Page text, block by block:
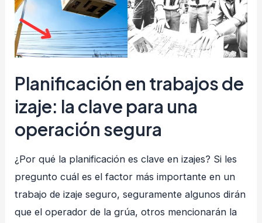
efecto
“Sí,
jefe”
Planificación en trabajos de
izaje: la clave para una
operación segura
¿Por qué la planificación es clave en izajes? Si les
pregunto cuál es el factor más importante en un
trabajo de izaje seguro, seguramente algunos dirán
que el operador de la grúa, otros mencionarán la